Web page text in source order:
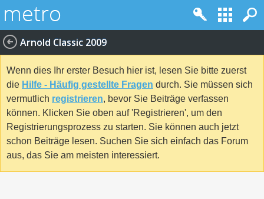
Arnold Classic 2009
Wenn dies Ihr erster Besuch hier ist, lesen Sie bitte zuerst
die Hilfe - Häufig gestellte Fragen durch. Sie müssen sich
vermutlich registrieren, bevor Sie Beiträge verfassen
können. Klicken Sie oben auf 'Registrieren', um den
Registrierungsprozess zu starten. Sie können auch jetzt
schon Beiträge lesen. Suchen Sie sich einfach das Forum
aus, das Sie am meisten interessiert.